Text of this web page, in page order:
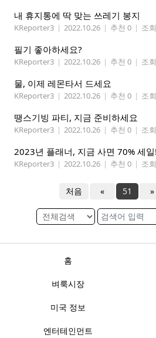
내 휴지통에 딱 맞는 쓰레기 봉지
KReporter3 | 2022.10.26 | 추천 0 | 조
필기 좋아하세요?
KReporter3 | 2022.10.26 | 추천 0 | 조
물, 이제 레몬타서 드세요
KReporter3 | 2022.10.26 | 추천 0 | 조
땡스기빙 파티, 지금 준비하세요
KReporter3 | 2022.10.26 | 추천 0 | 조
2023년 플래너, 지금 사면 70% 세일!
KReporter3 | 2022.10.26 | 추천 0 | 조
처음 « 51 »
홈
벼룩시장
미국 정보
엔터테인먼트